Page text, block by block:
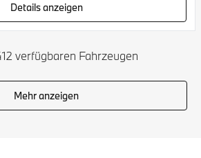
Details anzeigen
verfügbaren Fahrzeugen
Mehr anzeigen